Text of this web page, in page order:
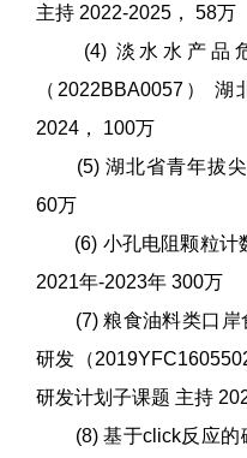
主持 2022-2025， 58万
(4) 淡水水产品危
（2022BBA0057）
2024， 100万
(5) 湖北省青年拔尖
60万
(6) 小孔电阻颗粒计
2021年-2023年 300万
(7) 粮食油料类口岸
研发（
研发计划子课题 主持
(8) 基于click反应的